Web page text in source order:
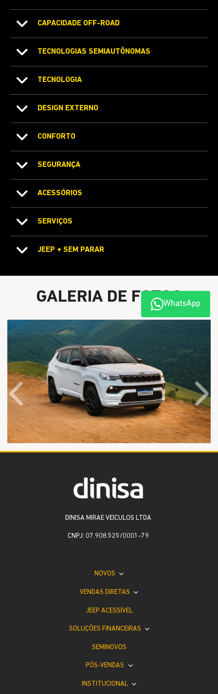
CAPACIDADE OFF-ROAD
TECNOLOGIAS SEMIAUTÔNOMAS
TECNOLOGIA
DESIGN EXTERNO
CONFORTO
SEGURANÇA
ACESSÓRIOS
SERVIÇOS
JEEP + SEM PARAR
GALERIA DE FOTOS
Anterior
WhatsApp
DINISA MIRAE VEICULOS LTDA
CNPJ: 07.908.525/0001-79
NOVOS
VENDAS DIRETAS
JEEP ACESSÍVEL
SOLUÇÕES FINANCEIRAS
SEMINOVOS
PÓS-VENDAS
INSTITUCIONAL